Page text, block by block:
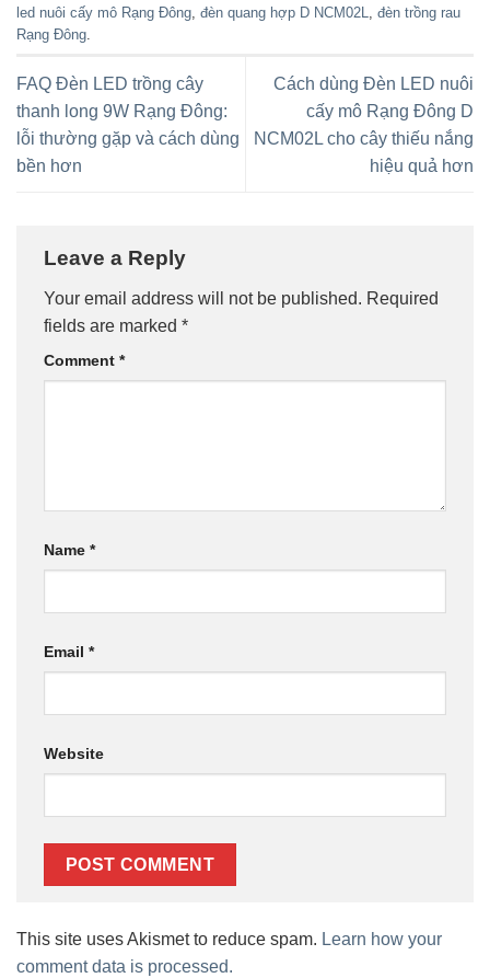
led nuôi cấy mô Rạng Đông đèn quang hợp D NCM02L
đèn trồng rau
Rạng Đông
FAQ Đèn LED trồng cây
thanh long 9W Rạng Đông:
lỗi thường gặp và cách dùng
bền hơn
Cách dùng Đèn LED nuôi
cấy mô Rạng Đông D
NCM02L cho cây thiếu nắng
hiệu quả hơn
Leave a Reply
Your email address will not be published. Required
fields are marked *
Comment *
Name *
Email *
Website
This site uses Akismet to reduce spam. Learn how your
comment data is processed.